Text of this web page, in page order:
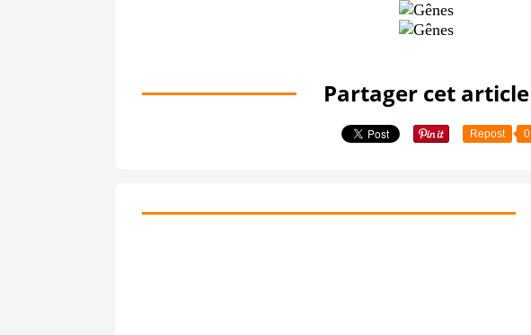
Partager cet article
Repost 0